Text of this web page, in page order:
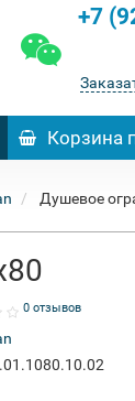
+7
Корзина
Душевое
0 отзывов